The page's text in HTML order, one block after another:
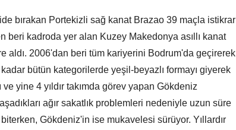
bırakan Portekizli sağ kanat Brazao 39 maçla istikrar
beri kadroda yer alan Kuzey Makedonya asıllı kanat
aldı. 2006'dan beri tüm kariyerini Bodrum'da geçirerek
bütün kategorilerde yeşil-beyazlı formayı giyerek
yine 4 yıldır takımda görev yapan Gökdeniz
ağır sakatlık problemleri nedeniyle uzun süre
Gökdeniz'in ise mukavelesi sürüyor. Yıllardır